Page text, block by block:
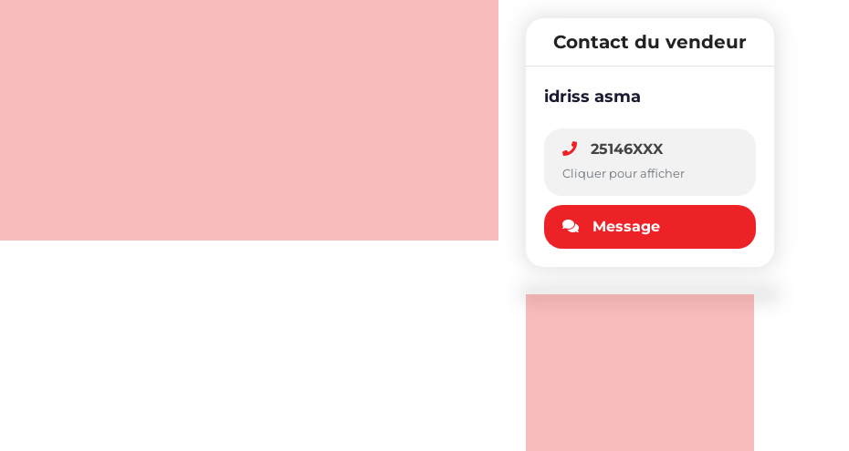
Contact du vendeur
idriss asma
25146XXX
Cliquer pour afficher
Message